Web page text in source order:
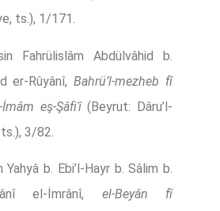
ts.), 1/171.
Fahrülislâm Abdülvâhid b.
er-Rûyânî,Bahrü’l-mezheb fî
İmâm eş-Şâfiʿî(Beyrut: Dâru’l-
3/82.
Yahyâ b. Ebi’l-Hayr b. Sâlim b.
el-İmrânî, el-Beyân fî